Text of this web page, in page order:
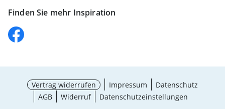
Finden Sie mehr Inspiration
Vertrag widerrufen Impressum
Datenschutz
AGB
Widerruf Datenschutzeinstellungen